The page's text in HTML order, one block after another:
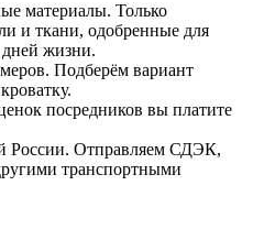
материалы. Только
и ткани, одобренные для
дней жизни.
Подберём вариант
посредников вы платите
России. Отправляем СДЭК,
транспортными